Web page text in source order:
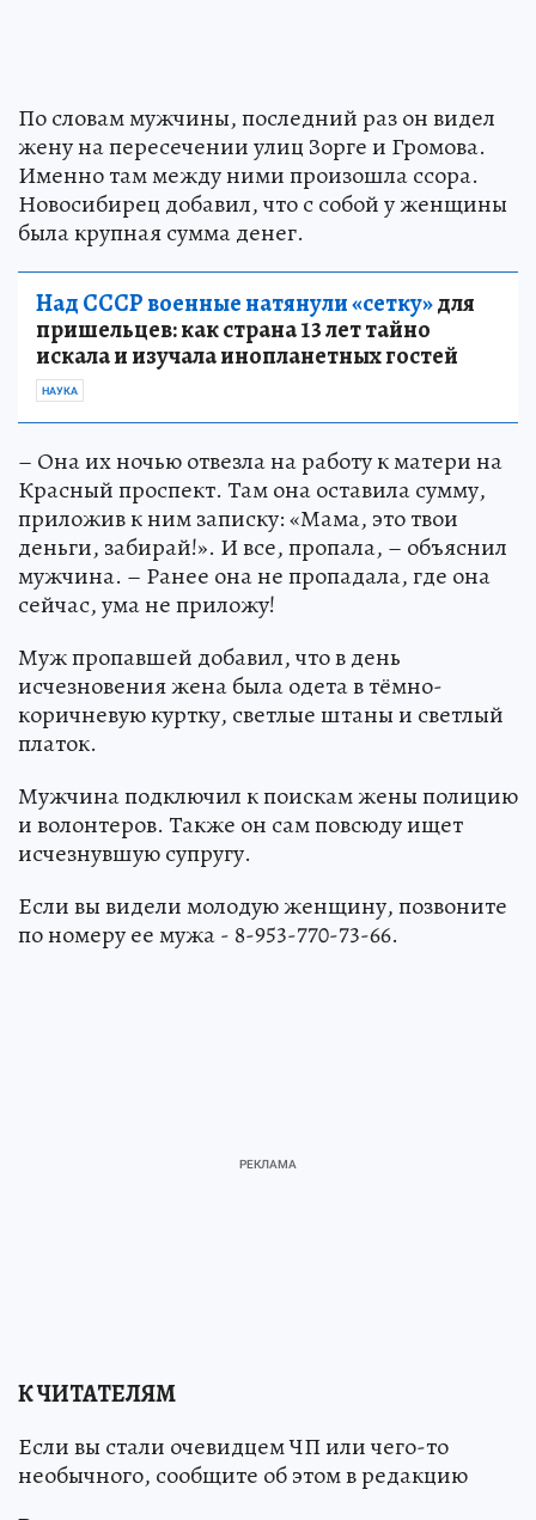
По словам мужчины, последний раз он видел
жену на пересечении улиц Зорге и Громова.
Именно там между ними произошла ссора.
Новосибирец добавил, что с собой у женщины
была крупная сумма денег.
Над СССР военные натянули «сетку»для
пришельцев: как страна 13 лет тайно
искала и изучала инопланетных гостей
НАУКА
– Она их ночью отвезла на работу к матери на
Красный проспект. Там она оставила сумму,
приложив к ним записку: «Мама, это твои
деньги, забирай!». И все, пропала, – объяснил
мужчина. – Ранее она не пропадала, где она
сейчас, ума не приложу!
Муж пропавшей добавил, что в день
исчезновения жена была одета в тёмно-
коричневую куртку, светлые штаны и светлый
платок.
Мужчина подключил к поискам жены полицию
и волонтеров. Также он сам повсюду ищет
исчезнувшую супругу.
Если вы видели молодую женщину, позвоните
по номеру ее мужа - 8-953-770-73-66.
К ЧИТАТЕЛЯМ
Если вы стали очевидцем ЧП или чего-то
необычного, сообщите об этом в редакцию